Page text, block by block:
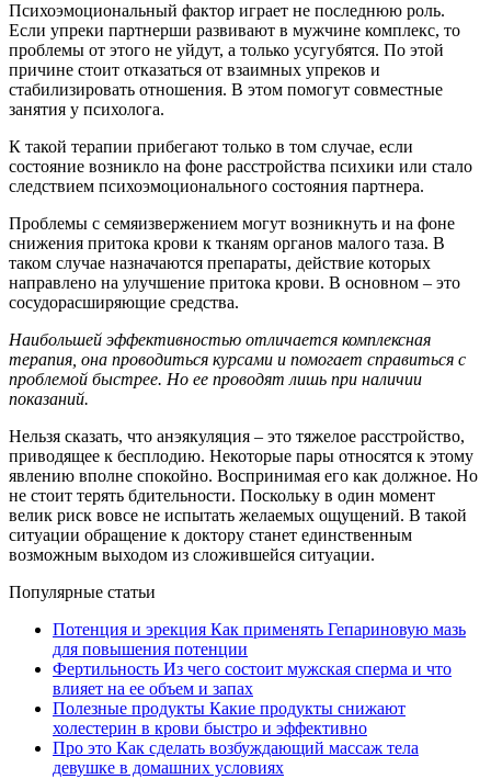
Психоэмоциональный фактор играет не последнюю роль.
Если упреки партнерши развивают в мужчине комплекс, то
проблемы от этого не уйдут, а только усугубятся. По этой
причине стоит отказаться от взаимных упреков и
стабилизировать отношения. В этом помогут совместные
занятия у психолога.
К такой терапии прибегают только в том случае, если
состояние возникло на фоне расстройства психики или стало
следствием психоэмоционального состояния партнера.
Проблемы с семяизвержением могут возникнуть и на фоне
снижения притока крови к тканям органов малого таза. В
таком случае назначаются препараты, действие которых
направлено на улучшение притока крови. В основном – это
сосудорасширяющие средства.
Наибольшей эффективностью отличается комплексная
терапия, она проводиться курсами и помогает справиться с
проблемой быстрее. Но ее проводят лишь при наличии
показаний.
Нельзя сказать, что анэякуляция – это тяжелое расстройство,
приводящее к бесплодию. Некоторые пары относятся к этому
явлению вполне спокойно. Воспринимая его как должное. Но
не стоит терять бдительности. Поскольку в один момент
велик риск вовсе не испытать желаемых ощущений. В такой
ситуации обращение к доктору станет единственным
возможным выходом из сложившейся ситуации.
Популярные статьи
Потенция и эрекция Как применять Гепариновую мазь
для повышения потенции
Фертильность Из чего состоит мужская сперма и что
влияет на ее объем и запах
Полезные продукты Какие продукты снижают
холестерин в крови быстро и эффективно
Про это Как сделать возбуждающий массаж тела
девушке в домашних условиях